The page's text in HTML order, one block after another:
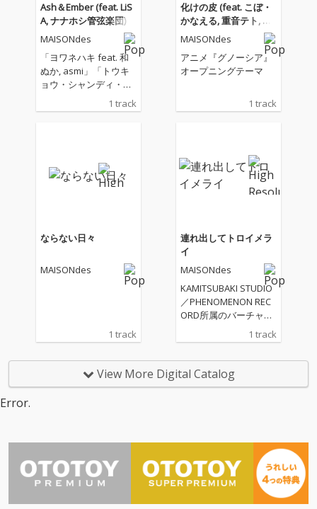
Ash＆Ember (feat. LiS
A, ナナホシ管弦楽団)
MAISONdes
「ヨワネハキ feat. 和
ぬか, asmi」「トウキ
ョウ・シャンディ・ラ
ンデヴ feat. 花譜, ツミ
キ」など、SNSを中心
回を突破している、ど
こかに存在する架空の
を迎えるアーティス
ト・LiSAが新たに“入
mber feat. LiSA, ナナホ
シ管弦楽団」を配信リ
るボカロP・ナナホシ
担当した一曲。確かな
MAISONdesならでは
の新たな“部屋”が描き
出されている。
1 track
化けの皮 (feat. こぼ・
かなえる, 重音テト, Gig
a & TeddyLoid)
MAISONdes
アニメ『グノーシア』
オープニングテーマ
1 track
ならない日々
MAISONdes
1 track
連れ出してトロイメラ
イ
MAISONdes
KAMITSUBAKI STUDIO
／PHENOMENON REC
ORD所属のバーチャル
シンガー・ヰ世界情緒
が、音楽プロジェクト
クメイカー・弌誠によ
るコラボ楽曲「連れ出
1 track
View More Digital Catalog
Error.